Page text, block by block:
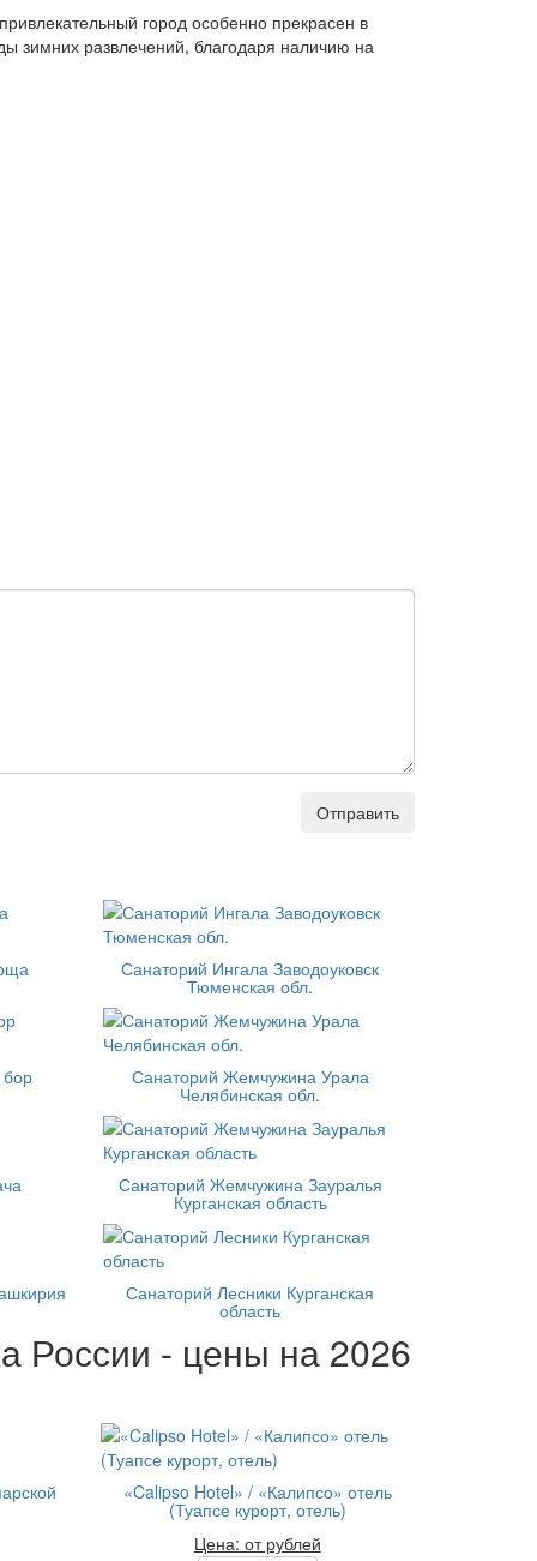
город особенно прекрасен в
зимних развлечений, благодаря наличию на
Отправить
Санаторий Ингала Заводоуковск
Тюменская обл.
Санаторий Жемчужина Урала
Челябинская обл.
Санаторий Жемчужина Зауралья
Курганская область
Санаторий Лесники Курганская
область
России - цены на 2026
«Calipso Hotel» / «Калипсо» отель
(Туапсе курорт, отель)
Цена: от рублей